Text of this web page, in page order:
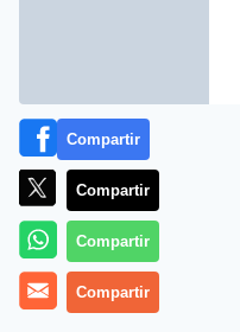
Compartir
Compartir
Compartir
Compartir